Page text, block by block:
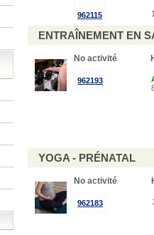
962115
ENTRAÎNEMENT EN
No activité
962193
YOGA - PRÉNATAL
No activité
962183